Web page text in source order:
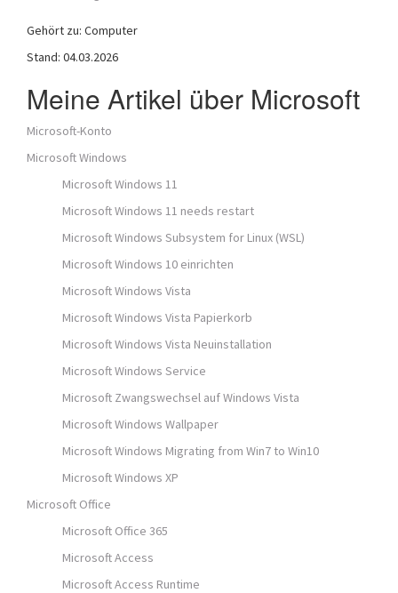
Gehört zu: Computer
Stand: 04.03.2026
Meine Artikel über Microsoft
Microsoft-Konto
Microsoft Windows
Microsoft Windows 11
Microsoft Windows 11 needs restart
Microsoft Windows Subsystem for Linux (WSL)
Microsoft Windows 10 einrichten
Microsoft Windows Vista
Microsoft Windows Vista Papierkorb
Microsoft Windows Vista Neuinstallation
Microsoft Windows Service
Microsoft Zwangswechsel auf Windows Vista
Microsoft Windows Wallpaper
Microsoft Windows Migrating from Win7 to Win10
Microsoft Windows XP
Microsoft Office
Microsoft Office 365
Microsoft Access
Microsoft Access Runtime